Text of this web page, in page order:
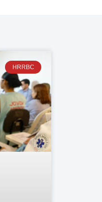
HRRBC